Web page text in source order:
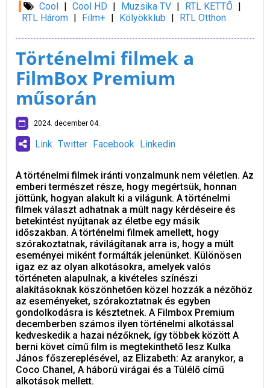
Cool | Cool HD | Muzsika TV | RTL KETTŐ |
RTL Három | Film+ | Kölyökklub | RTL Otthon
Történelmi filmek a
FilmBox Premium
műsorán
2024. december 04.
Link Twitter Facebook Linkedin
A történelmi filmek iránti vonzalmunk nem véletlen. Az
emberi természet része, hogy megértsük, honnan
jöttünk, hogyan alakult ki a világunk. A történelmi
filmek választ adhatnak a múlt nagy kérdéseire és
betekintést nyújtanak az életbe egy másik
időszakban. A történelmi filmek amellett, hogy
szórakoztatnak, rávilágítanak arra is, hogy a múlt
eseményei miként formálták jelenünket. Különösen
igaz ez az olyan alkotásokra, amelyek valós
történeten alapulnak, a kivételes színészi
alakításoknak köszönhetően közel hozzák a nézőhöz
az eseményeket, szórakoztatnak és egyben
gondolkodásra is késztetnek. A Filmbox Premium
decemberben számos ilyen történelmi alkotással
kedveskedik a hazai nézőknek, így többek között A
berni követ című film is megtekinthető lesz Kulka
János főszereplésével, az Elizabeth: Az aranykor, a
Coco Chanel, A háború virágai és a Túlélő című
alkotások mellett.